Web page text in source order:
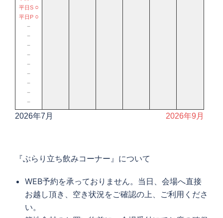
平日S ○
平日P ○
－
－
－
－
－
－
－
－
－
2026年7月 2026年9月
『ぶらり立ち飲みコーナー』について
WEB予約を承っておりません。当日、会場へ直接
お越し頂き、空き状況をご確認の上、ご利用くださ
い。